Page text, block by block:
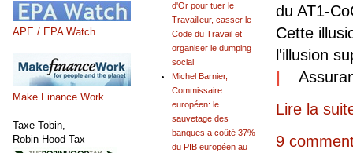
du AT1-
Cette
l'illusion
Lire la
9
d'Or pour tuer le
Travailleur, casser le
Code du Travail et
organiser le dumping
social
Michel Barnier,
Commissaire
européen: le
sauvetage des
banques a coûté 37%
du PIB européen au
APE / EPA Watch
Make Finance Work
Taxe Tobin,
Robin Hood Tax